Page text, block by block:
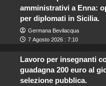
amministrativi a Enna:
per diplomati in Sicilia.
Germana Bevilacqua
7 Agosto 2026 : 7:10
Lavoro per insegnanti
guadagna 200 euro al
selezione pubblica.